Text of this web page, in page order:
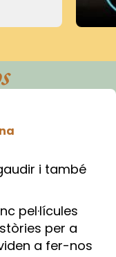
i també
pel·lícules
per a
a fer-nos